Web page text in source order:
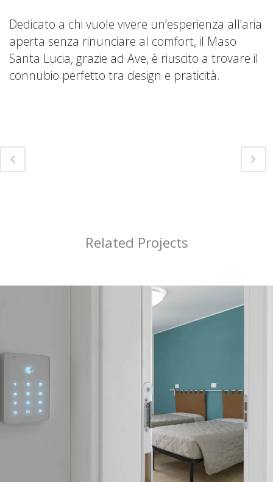
Dedicato a chi vuole vivere un’esperienza all’aria
aperta senza rinunciare al comfort, il Maso
Santa Lucia, grazie ad Ave, è riuscito a trovare il
connubio perfetto tra design e praticità.
Related Projects